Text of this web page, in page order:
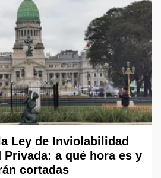
Ley de Inviolabilidad
Privada: a qué hora es y
cortadas